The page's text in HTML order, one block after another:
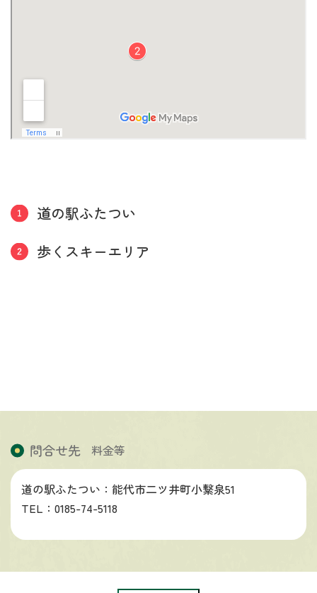
道の駅ふたつい
歩くスキーエリア
問合せ先 料金等
道の駅ふたつい：能代市二ツ井町小繋泉51
TEL：0185-74-5118